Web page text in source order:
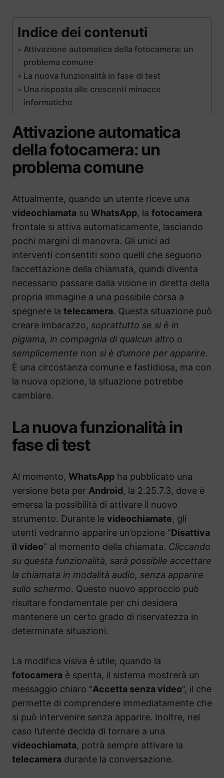
Indice dei contenuti
Attivazione automatica della fotocamera: un
problema comune
La nuova funzionalità in fase di test
Una risposta alle crescenti minacce
informatiche
Attivazione automatica
della fotocamera: un
problema comune
Attualmente, quando un utente riceve una
videochiamata su WhatsApp, la fotocamera
frontale si attiva automaticamente, lasciando
pochi margini di manovra. Gli unici ad
interventi consentiti sono quelli che seguono
l’accettazione della chiamata, quindi diventa
necessario passare dalla visione in diretta della
propria immagine a una possibile corsa a
spegnere la telecamera. Questa situazione può
creare imbarazzo, soprattutto se si è in
pigiama, in compagnia di qualcun altro o
semplicemente non si è d’umore per apparire.
È una circostanza comune e fastidiosa, ma con
la nuova opzione, la situazione potrebbe
cambiare.
La nuova funzionalità in
fase di test
Al momento, WhatsApp ha pubblicato una
versione beta per Android, la 2.25.7.3, dove è
emersa la possibilità di attivare il nuovo
strumento. Durante le videochiamate, gli
utenti vedranno apparire un’opzione “Disattiva
il video” al momento della chiamata. Cliccando
su questa funzionalità, sarà possibile accettare
la chiamata in modalità audio, senza apparire
sullo schermo. Questo nuovo approccio può
risultare fondamentale per chi desidera
mantenere un certo grado di riservatezza in
determinate situazioni.
La modifica visiva è utile; quando la
fotocamera è spenta, il sistema mostrerà un
messaggio chiaro “Accetta senza video”, il che
permette di comprendere immediatamente che
si può intervenire senza apparire. Inoltre, nel
caso l’utente decida di tornare a una
videochiamata, potrà sempre attivare la
telecamera durante la conversazione.